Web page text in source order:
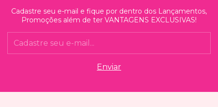
Cadastre seu e-mail e fique por dentro dos Lançamentos,
Promoções além de ter VANTAGENS EXCLUSIVAS!